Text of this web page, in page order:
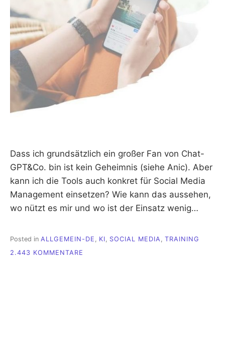
Dass ich grundsätzlich ein großer Fan von Chat-
GPT&Co. bin ist kein Geheimnis (siehe Anic). Aber
kann ich die Tools auch konkret für Social Media
Management einsetzen? Wie kann das aussehen,
wo nützt es mir und wo ist der Einsatz wenig…
Posted in ALLGEMEIN-DE , KI, SOCIAL MEDIA, TRAINING
2.443 KOMMENTARE